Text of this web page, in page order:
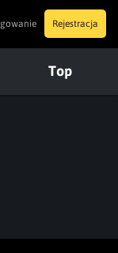
Rejestracja
Top